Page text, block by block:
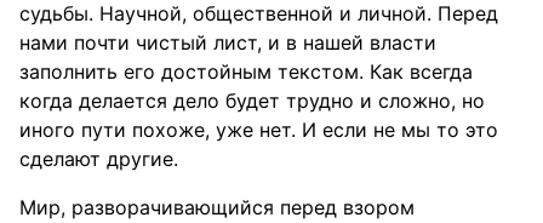
судьбы. Научной, общественной и личной. Перед
нами почти чистый лист, и в нашей власти
заполнить его достойным текстом. Как всегда
когда делается дело будет трудно и сложно, но
иного пути похоже, уже нет. И если не мы то это
сделают другие.
Мир, разворачивающийся перед взором